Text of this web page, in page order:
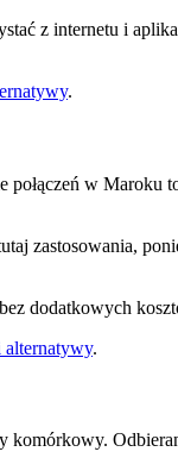
z internetu i
.
w Maroku
zastosowania,
dodatkowych
alternatywy.